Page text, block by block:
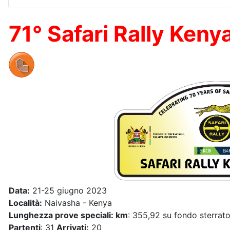
71° Safari Rally
Data: 21-25 giugno 2023
Località: Naivasha - Kenya
Lunghezza prove speciali: km: 355,92 su fondo sterrato
Partenti: 31 Arrivati: 20